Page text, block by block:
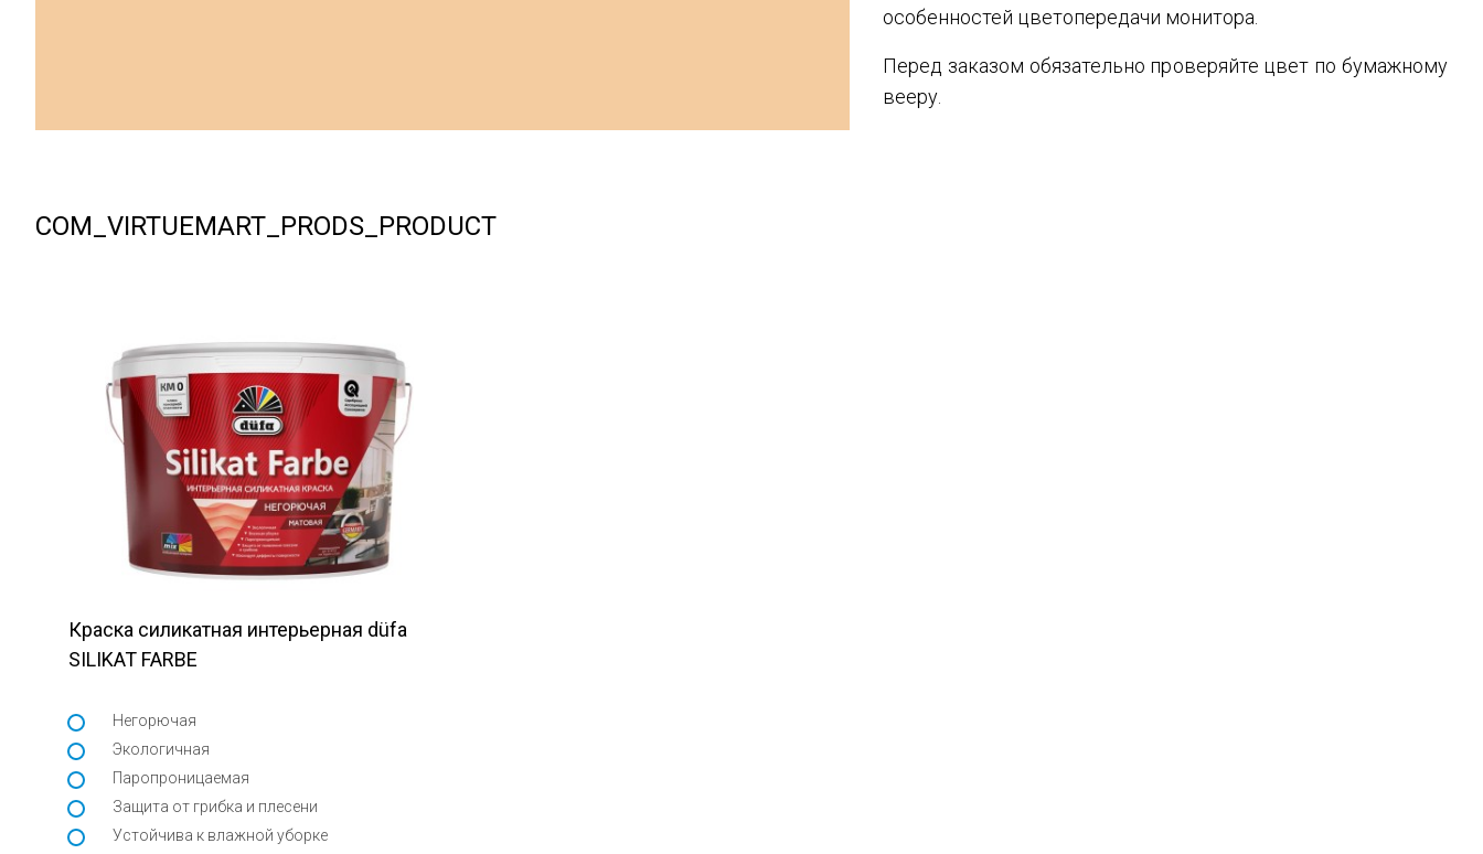
особенностей цветопередачи монитора.
Перед заказом обязательно проверяйте цвет по бумажному
вееру.
COM_VIRTUEMART_PRODS_PRODUCT
Краска силикатная интерьерная düfa
SILIKAT FARBE
Негорючая
Экологичная
Паропроницаемая
Защита от грибка и плесени
Устойчива к влажной уборке